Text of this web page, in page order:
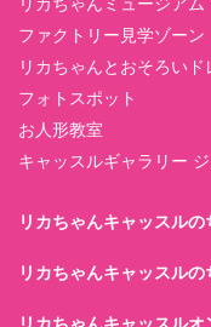
ファクトリー見学ゾーン
リカちゃんとおそろいド
フォトスポット
お人形教室
キャッスルギャラリー
リカちゃんキャッスル
リカちゃんキャッスル